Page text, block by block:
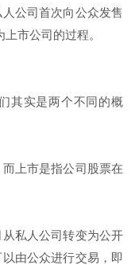
公司首次向公众发售
市公司的过程。
其实是两个不同的概
上市是指公司股票在
私人公司转变为公开
由公众进行交易，即